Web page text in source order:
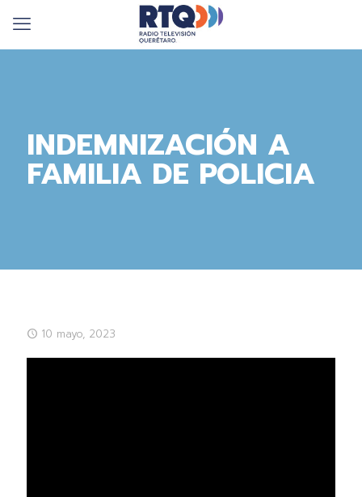
INDEMNIZACIÓN A
FAMILIA DE POLICIA
10 mayo, 2023